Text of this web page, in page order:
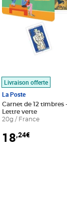
au panier
Livraison offerte
La Poste
Carnet de 12 timbres
Lettre verte
20g / France
18,24€